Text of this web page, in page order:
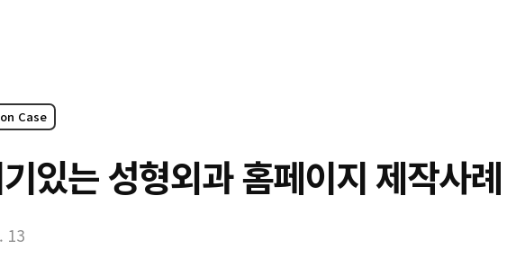
Case
있는 성형외과 홈페이지 제작사례
13